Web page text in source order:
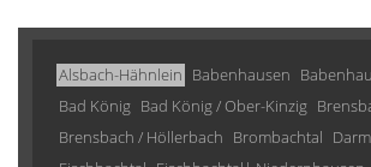
Alsbach-Hähnlein Babenhausen
Bad König Bad König / Ober-Kinzig
Brensbach / Höllerbach Brombachtal